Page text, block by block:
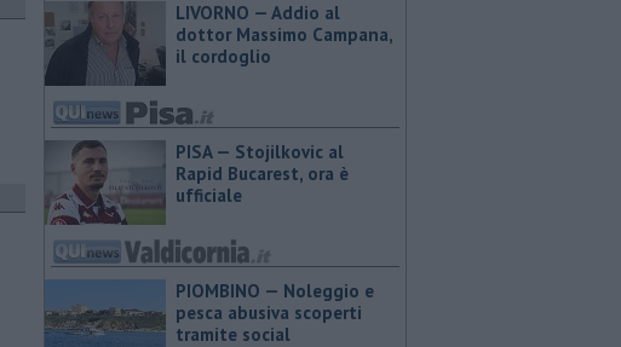
LIVORNO — Addio al
dottor Massimo Campana,
il cordoglio
PISA — Stojilkovic al
Rapid Bucarest, ora è
ufficiale
PIOMBINO — Noleggio e
pesca abusiva scoperti
tramite social